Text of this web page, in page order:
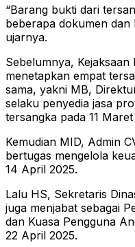
“Barang bukti dari
beberapa dokumen
ujarnya.
Sebelumnya,
menetapkan empat
sama, yakni MB,
selaku penyedia jasa
tersangka pada 11 Maret
Kemudian MID, Admin
bertugas mengelola
14 April 2025.
Lalu HS, Sekretaris
juga menjabat sebagai
dan Kuasa Pengguna
22 April 2025.